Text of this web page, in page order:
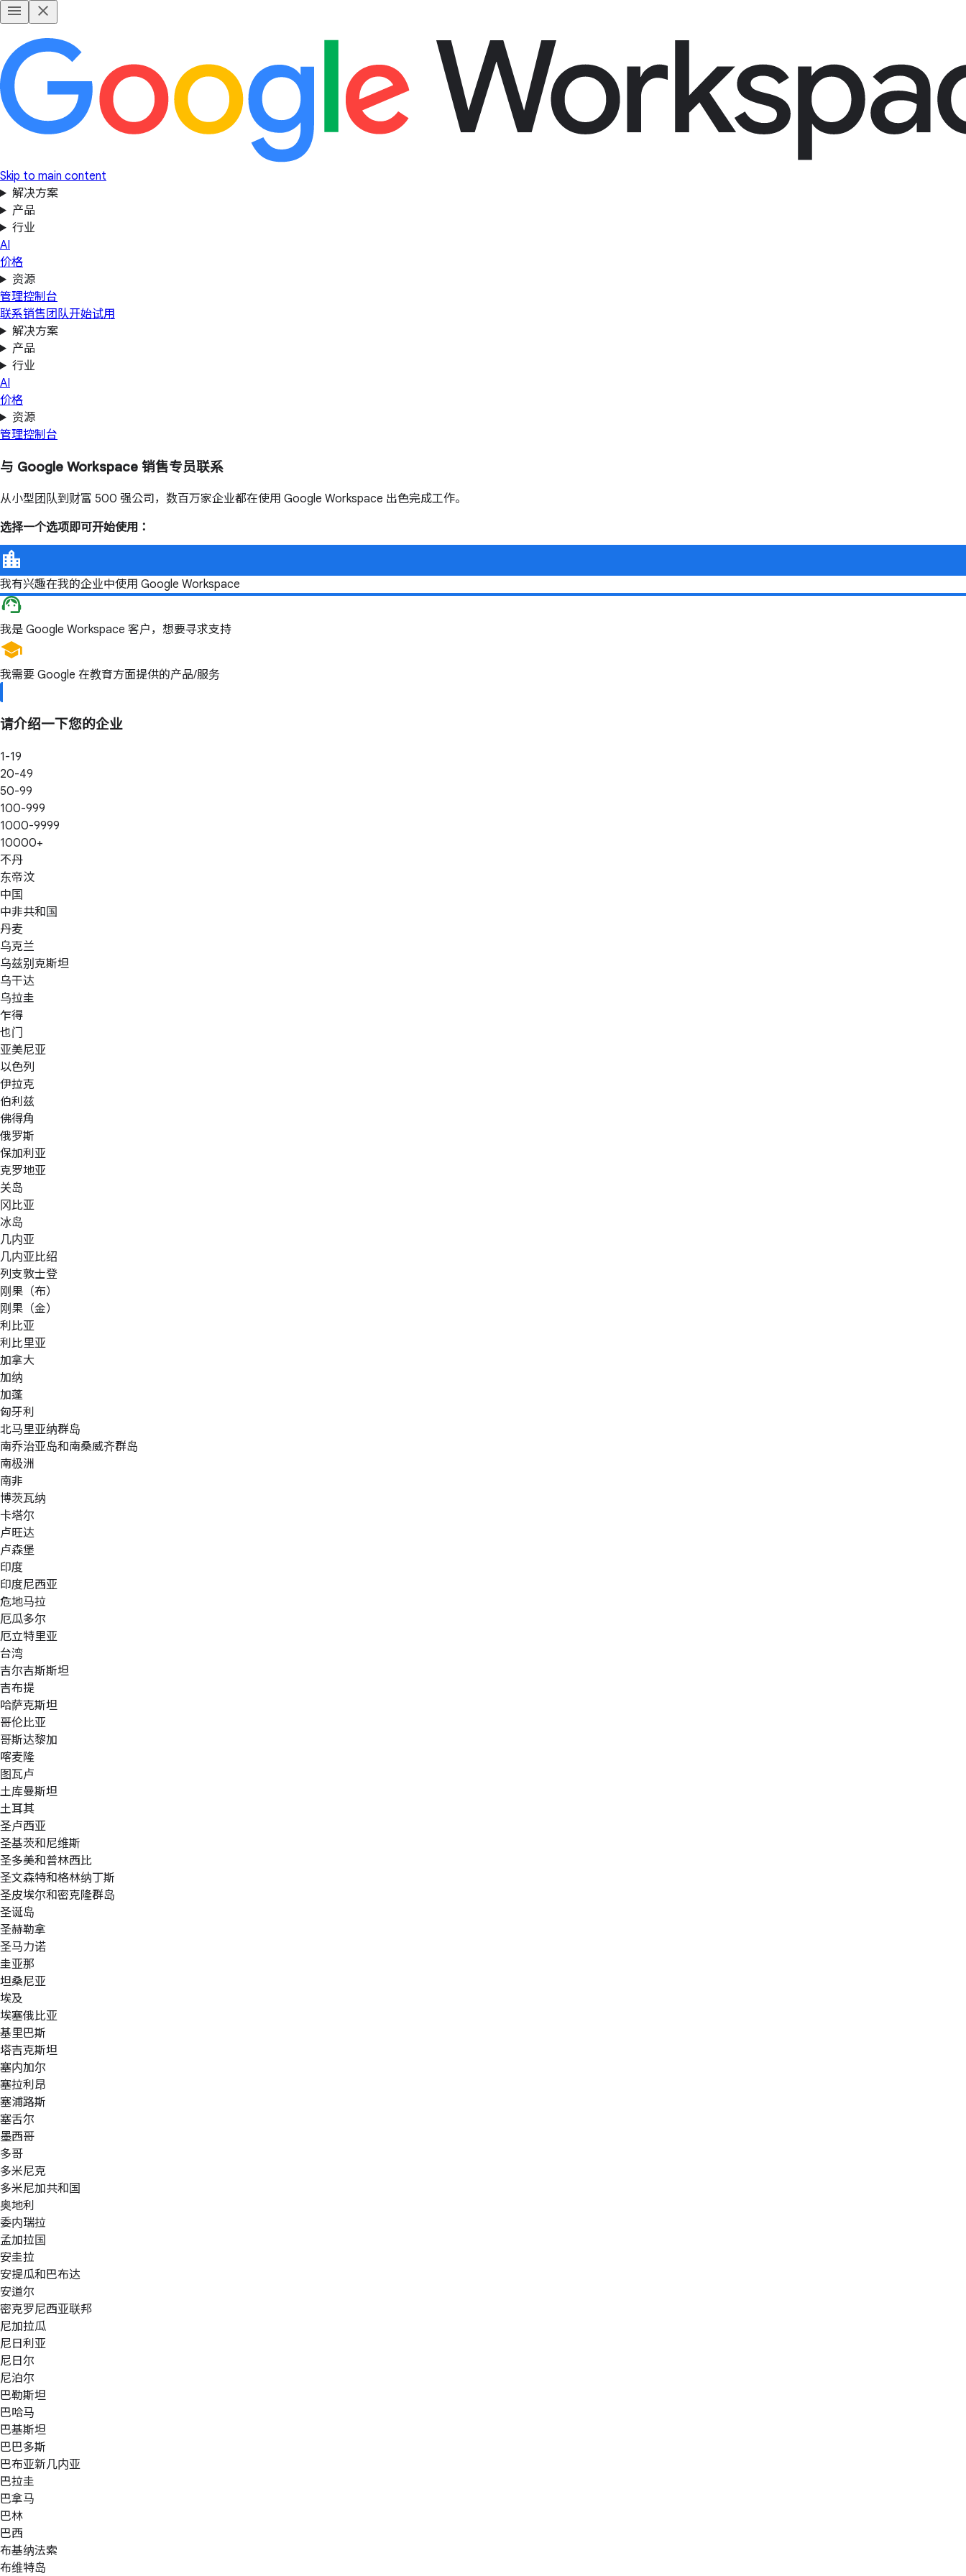
Skip to main content
解决方案
产品
行业
AI
价格
资源
管理控制台
联系销售团队开始试用
解决方案
产品
行业
AI
价格
资源
管理控制台
与 Google Workspace 销售专员联系
从小型团队到财富 500 强公司，数百万家企业都在使用 Google Workspace 出色完成工作。
选择一个选项即可开始使用：
我有兴趣在我的企业中使用 Google Workspace
我是 Google Workspace 客户，想要寻求支持
我需要 Google 在教育方面提供的产品/服务
请介绍一下您的企业
1-19
20-49
50-99
100-999
1000-9999
10000+
不丹
东帝汶
中国
中非共和国
丹麦
乌克兰
乌兹别克斯坦
乌干达
乌拉圭
乍得
也门
亚美尼亚
以色列
伊拉克
伯利兹
佛得角
俄罗斯
保加利亚
克罗地亚
关岛
冈比亚
冰岛
几内亚
几内亚比绍
列支敦士登
刚果（布）
刚果（金）
利比亚
利比里亚
加拿大
加纳
加蓬
匈牙利
北马里亚纳群岛
南乔治亚岛和南桑威齐群岛
南极洲
南非
博茨瓦纳
卡塔尔
卢旺达
卢森堡
印度
印度尼西亚
危地马拉
厄瓜多尔
厄立特里亚
台湾
吉尔吉斯斯坦
吉布提
哈萨克斯坦
哥伦比亚
哥斯达黎加
喀麦隆
图瓦卢
土库曼斯坦
土耳其
圣卢西亚
圣基茨和尼维斯
圣多美和普林西比
圣文森特和格林纳丁斯
圣皮埃尔和密克隆群岛
圣诞岛
圣赫勒拿
圣马力诺
圭亚那
坦桑尼亚
埃及
埃塞俄比亚
基里巴斯
塔吉克斯坦
塞内加尔
塞拉利昂
塞浦路斯
塞舌尔
墨西哥
多哥
多米尼克
多米尼加共和国
奥地利
委内瑞拉
孟加拉国
安圭拉
安提瓜和巴布达
安道尔
密克罗尼西亚联邦
尼加拉瓜
尼日利亚
尼日尔
尼泊尔
巴勒斯坦
巴哈马
巴基斯坦
巴巴多斯
巴布亚新几内亚
巴拉圭
巴拿马
巴林
巴西
布基纳法索
布维特岛